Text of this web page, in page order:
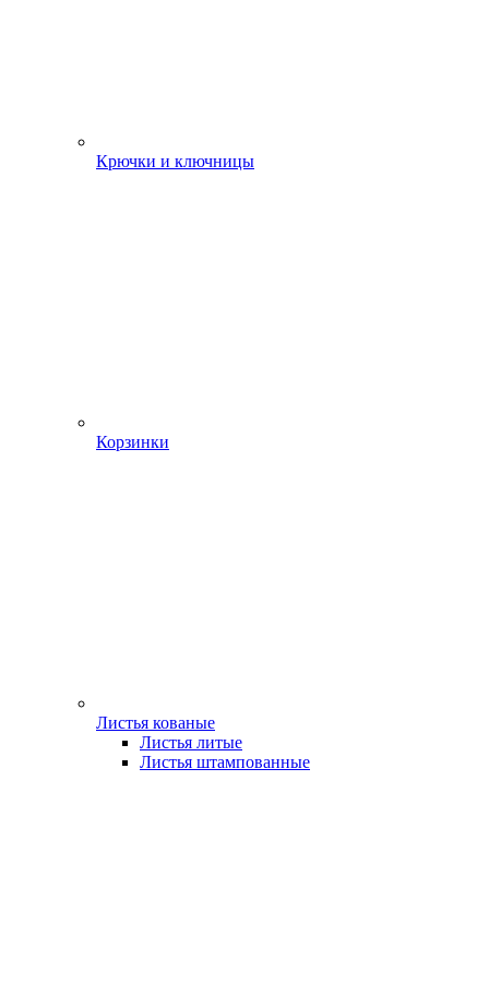
Крючки и ключницы
Корзинки
Листья кованые
Листья литые
Листья штампованные